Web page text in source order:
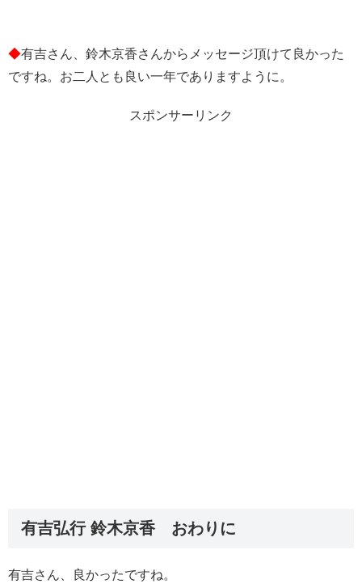
◆有吉さん、鈴木京香さんからメッセージ頂けて良かった
ですね。お二人とも良い一年でありますように。
スポンサーリンク
有吉弘行 鈴木京香 おわりに
有吉さん、良かったですね。